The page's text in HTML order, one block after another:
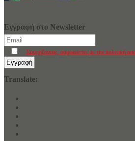
Εγγραφή στο Newsletter
Συνεχίζοντας, συμφωνείτε με την πολιτική
Translate: